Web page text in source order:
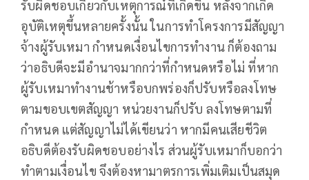
รับผิดชอบเกี่ยวกับเหตุการณ์ที่เกิดขึ้น หลังจากเกิด
อุบัติเหตุขึ้นหลายครั้งนั้น ในการทำโครงการมีสัญญา
จ้างผู้รับเหมา กำหนดเงื่อนไขการทำงาน ก็ต้องถาม
ว่าอธิบดีจะมีอำนาจมากกว่าที่กำหนดหรือไม่ ที่หาก
ผู้รับเหมาทำงานช้าหรือบกพร่องก็ปรับหรือลงโทษ
ตามขอบเขตสัญญา หน่วยงานก็ปรับ ลงโทษตามที่
กำหนด แต่สัญญาไม่ได้เขียนว่า หากมีคนเสียชีวิต
อธิบดีต้องรับผิดชอบอย่างไร ส่วนผู้รับเหมาก็บอกว่า
ทำตามเงื่อนไข จึงต้องหามาตรการเพิ่มเติมเป็นสมุด